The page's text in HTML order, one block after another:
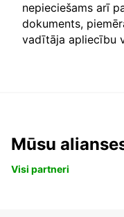
nepieciešams arī
dokuments,
vadītāja apliecību
Mūsu
Visi partneri